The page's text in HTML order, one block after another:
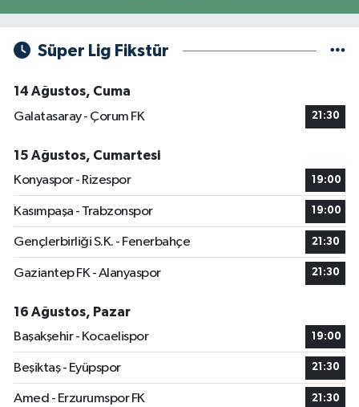
Süper Lig Fikstür
14 Ağustos, Cuma
Galatasaray - Çorum FK
21:30
15 Ağustos, Cumartesi
Konyaspor - Rizespor
19:00
Kasımpaşa - Trabzonspor 19:00
Gençlerbirliği S.K. - Fenerbahçe 21:30
Gaziantep FK - Alanyaspor 21:30
16 Ağustos, Pazar
Başakşehir - Kocaelispor
19:00
Beşiktaş - Eyüpspor 21:30
Amed - Erzurumspor FK 21:30